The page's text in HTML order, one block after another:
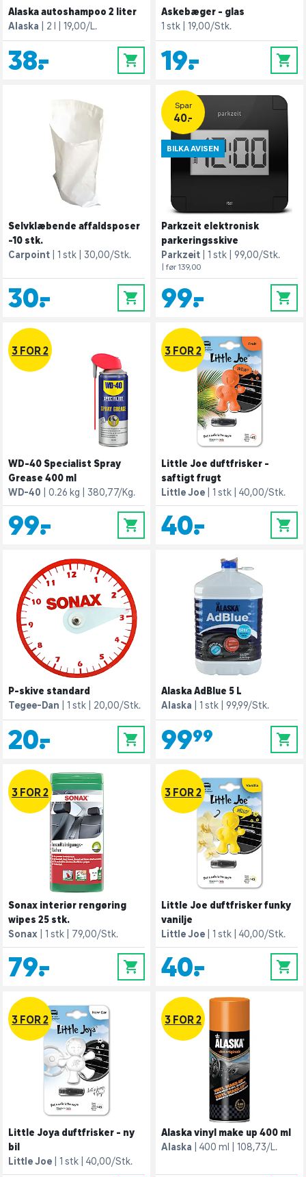
Alaska autoshampoo 2 liter
Alaska
2 l 19,00/L.
38,- 0
Askebæger - glas
1 stk
19,00/Stk.
19,- 0
Selvklæbende affaldsposer
-10 stk.
Carpoint
1 stk 30,00/Stk.
30,- 0
Spar
40.-
BILKA AVISEN
Parkzeit elektronisk
parkeringsskive
Parkzeit
1 stk 99,00/Stk.
| før 139,00
99,- 0
3 FOR 2
WD-40 Specialist Spray
Grease 400 ml
WD-40
0.26 kg 380,77/Kg.
99,- 0
3 FOR 2
Little Joe duftfrisker -
saftigt frugt
Little Joe
1 stk 40,00/Stk.
40,- 0
P-skive standard
Tegee-Dan
1 stk 20,00/Stk.
20,- 0
Alaska AdBlue 5 L
Alaska
1 stk 99,99/Stk.
99,99 0
3 FOR 2
Sonax interiør rengøring
wipes 25 stk.
Sonax
1 stk 79,00/Stk.
79,- 0
3 FOR 2
Little Joe duftfrisker funky
vanilje
Little Joe
1 stk 40,00/Stk.
40,- 0
3 FOR 2
Little Joya duftfrisker - ny
bil
Little Joe
1 stk 40,00/Stk.
3 FOR 2
Alaska vinyl make up 400 ml
Alaska
400 ml 108,73/L.